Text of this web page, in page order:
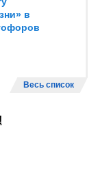
в
Весь список